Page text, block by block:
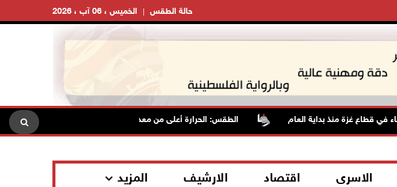
الخميس ، 06 آب ، 2026 حالة الطقس
الطقس: الحرارة أعلى من معدلها السنوي العام الاحتلال
الاسرى اقتصاد الارشيف المزيد